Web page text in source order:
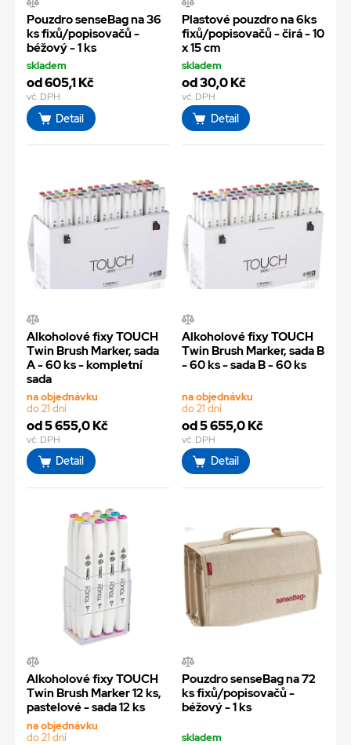
Pouzdro senseBag na 36
ks fixů/popisovačů -
béžový - 1 ks
skladem
od 605,1 Kč
vč. DPH
Detail
Plastové pouzdro na 6ks
fixů/popisovačů - čirá - 10
x 15 cm
skladem
od 30,0 Kč
vč. DPH
Detail
Alkoholové fixy TOUCH
Twin Brush Marker, sada
A - 60 ks - kompletní
sada
na objednávku
do 21 dní
od 5 655,0 Kč
vč. DPH
Detail
Alkoholové fixy TOUCH
Twin Brush Marker, sada B
- 60 ks - sada B - 60 ks
na objednávku
do 21 dní
od 5 655,0 Kč
vč. DPH
Detail
Alkoholové fixy TOUCH
Twin Brush Marker 12 ks,
pastelové - sada 12 ks
na objednávku
do 21 dní
Pouzdro senseBag na 72
ks fixů/popisovačů -
béžový - 1 ks
skladem